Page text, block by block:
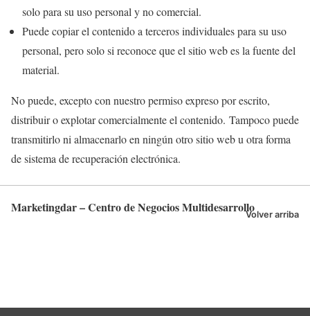
solo para su uso personal y no comercial.
Puede copiar el contenido a terceros individuales para su uso
personal, pero solo si reconoce que el sitio web es la fuente del
material.
No puede, excepto con nuestro permiso expreso por escrito,
distribuir o explotar comercialmente el contenido. Tampoco puede
transmitirlo ni almacenarlo en ningún otro sitio web u otra forma
de sistema de recuperación electrónica.
Marketingdar – Centro de Negocios MultidesarrolloVolver arriba